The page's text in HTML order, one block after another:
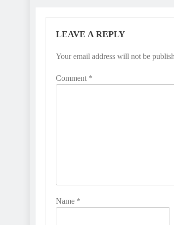
LEAVE A REPLY
Your email address will not be
Comment *
Name *